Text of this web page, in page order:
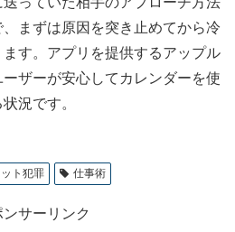
まずは原因を突き止めてから冷
す。アプリを提供するアップル
ザーが安心してカレンダーを使
況です。
ト犯罪 仕事術
ンサーリンク